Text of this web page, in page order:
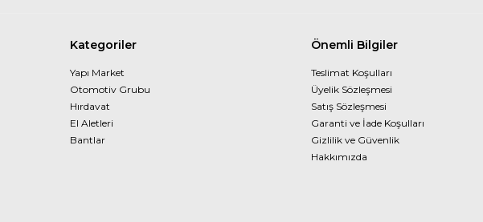
Kategoriler
Yapı Market
Otomotiv Grubu
Hırdavat
El Aletleri
Bantlar
Önemli Bilgiler
Teslimat Koşulları
Üyelik Sözleşmesi
Satış Sözleşmesi
Garanti ve İade Koşulları
Gizlilik ve Güvenlik
Hakkımızda